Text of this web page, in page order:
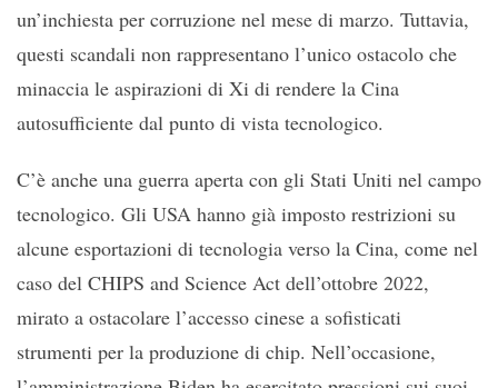
un’inchiesta per corruzione nel mese di marzo. Tuttavia,
questi scandali non rappresentano l’unico ostacolo che
minaccia le aspirazioni di Xi di rendere la Cina
autosufficiente dal punto di vista tecnologico.
C’è anche una guerra aperta con gli Stati Uniti nel campo
tecnologico. Gli USA hanno già imposto restrizioni su
alcune esportazioni di tecnologia verso la Cina, come nel
caso del CHIPS and Science Act dell’ottobre 2022,
mirato a ostacolare l’accesso cinese a sofisticati
strumenti per la produzione di chip. Nell’occasione,